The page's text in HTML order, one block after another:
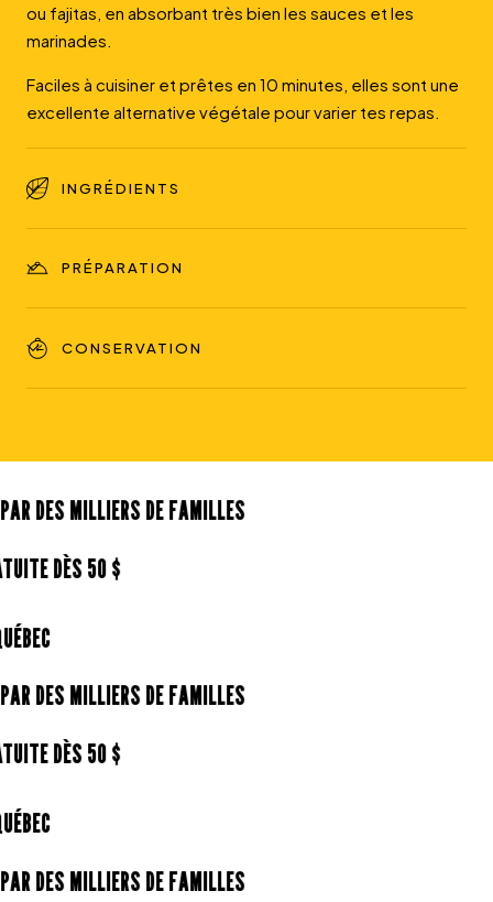
ou fajitas, en absorbant très bien les sauces et les
marinades.
Faciles à cuisiner et prêtes en 10 minutes, elles sont une
excellente alternative végétale pour varier tes repas.
INGRÉDIENTS
PRÉPARATION
CONSERVATION
DES MILLIERS DE FAMILLES
DÈS 50 $
DES MILLIERS DE FAMILLES
DÈS 50 $
DES MILLIERS DE FAMILLES